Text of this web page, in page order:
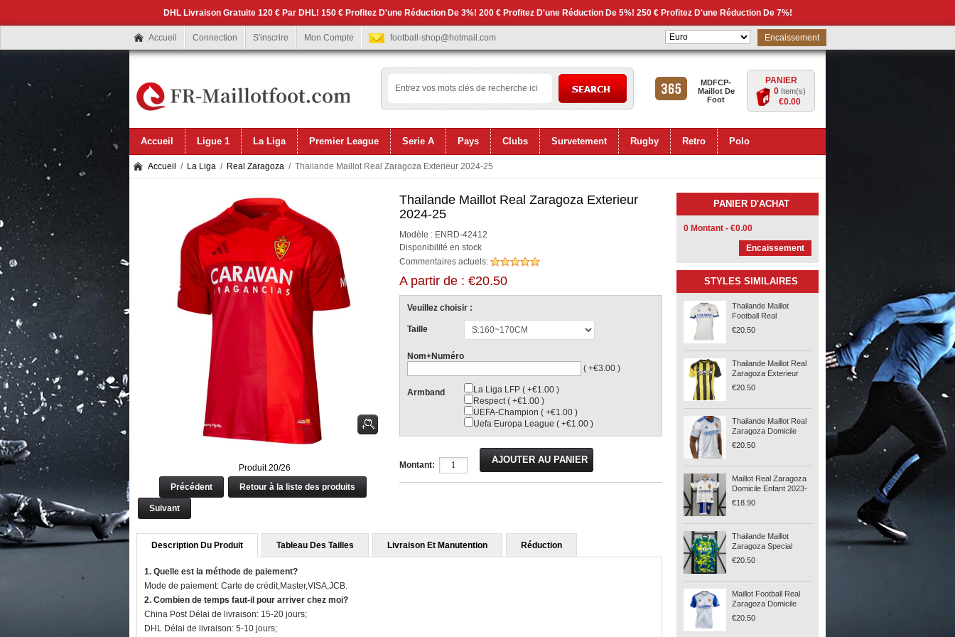
DHL Livraison Gratuite 120 € Par DHL! 150 € Profitez D'une Réduction De 3%! 200 € Profitez D'une Réduction De 5%! 250 € Profitez D'une Réduction De 7%!
Accueil Connection S'inscrire Mon Compte football-shop@hotmail.com Encaissement
PANIER
0 Item(s)
€0.00
MDFCP-
Maillot De
Foot
Accueil Ligue 1 La Liga Premier League Serie A Pays Clubs Survetement Rugby Retro Polo
Accueil / La Liga / Real Zaragoza / Thailande Maillot Real Zaragoza Exterieur 2024-25
Produit 20/26
Précédent
Retour à la liste des produits
Suivant
Thailande Maillot Real Zaragoza Exterieur
2024-25
Modèle : ENRD-42412
Disponibilité en stock
Commentaires actuels:
A partir de : €20.50
Veuillez choisir :
Taille
Nom+Numéro
( +€3.00 )
Armband
La Liga LFP ( +€1.00 )
Respect ( +€1.00 )
UEFA-Champion ( +€1.00 )
Uefa Europa League ( +€1.00 )
Montant:
Description Du Produit Tableau Des Tailles Livraison Et Manutention Réduction
1. Quelle est la méthode de paiement?
Mode de paiement: Carte de crédit,Master,VISA,JCB.
2. Combien de temps faut-il pour arriver chez moi?
China Post Délai de livraison: 15-20 jours;
DHL Délai de livraison: 5-10 jours;
PANIER D'ACHAT
0 Montant - €0.00
Encaissement
STYLES SIMILAIRES
Thailande Maillot
Football Real
Zaragoza Domicile
€20.50
Thailande Maillot Real
Zaragoza Exterieur
2022-23
€20.50
Thailande Maillot Real
Zaragoza Domicile
2021-22
€20.50
Maillot Real Zaragoza
Domicile Enfant 2023-
24
€18.90
Thailande Maillot
Zaragoza Special
Edition 2024-25
€20.50
Maillot Football Real
Zaragoza Domicile
2019-20
€20.50